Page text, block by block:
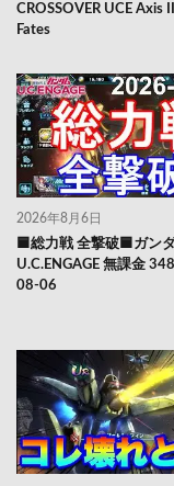
CROSSOVER UCE Axis
Fates
2026年8月6日
🟦総力戦 全撃破🟦ガン
U.C.ENGAGE 無課金
08-06